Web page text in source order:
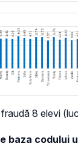
8 elevi
baza codului